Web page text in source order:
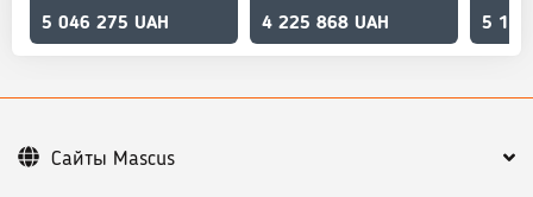
5 046 275 UAH
4 225 868 UAH
5 159
Сайты Mascus